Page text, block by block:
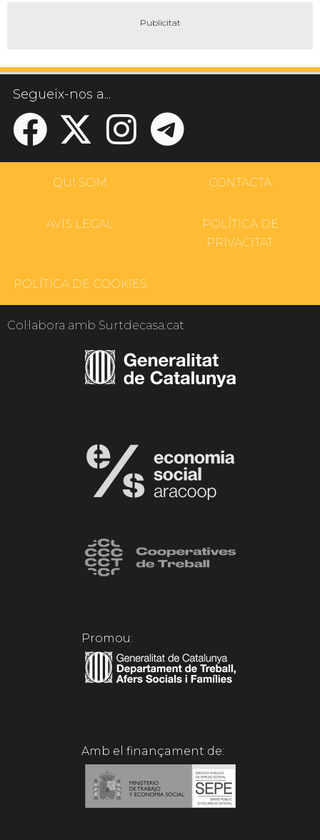
Segueix-nos a...
QUI SOM CONTACTA
AVÍS LEGAL
POLÍTICA DE
PRIVACITAT
POLÍTICA DE COOKIES
Col·labora amb Surtdecasa.cat
Promou:
Amb el finançament de: